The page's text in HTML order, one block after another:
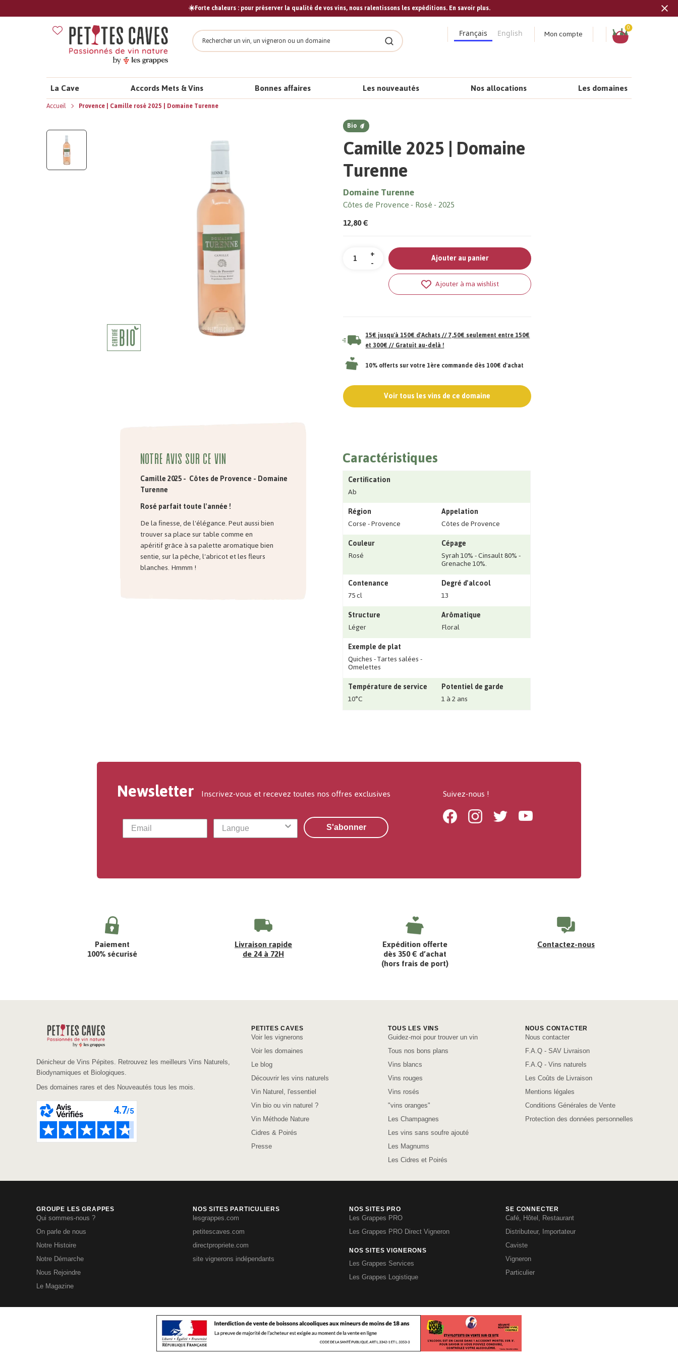
☀️Forte chaleurs : pour préserver la qualité de vos vins, nous ralentissons les expéditions. En savoir plus.
Rechercher
Rechercher
Français English Mon compte
Panier
0
La Cave Accords Mets & Vins Bonnes affaires Les nouveautés Nos allocations Les domaines
Accueil
Provence | Camille rosé 2025 | Domaine Turenne
Bio
Camille 2025 | Domaine
Turenne
Domaine Turenne
Côtes de Provence Rosé 2025
12,80 €
Quantité +
-
Ajouter au panier
Ajouter à ma wishlist
15€ jusqu'à 150€ d'Achats // 7,50€ seulement entre 150€
et 300€ // Gratuit au-delà !
10% offerts sur votre 1ère commande dès 100€ d'achat
Voir tous les vins de ce domaine
Notre avis sur ce vin
Camille 2025 - Côtes de Provence -Domaine
Turenne
Rosé parfait toute l'année !
De la finesse, de l'élégance. Peut aussi bien
trouver sa place sur table comme en
apéritif grâce à sa palette aromatique bien
sentie, sur la pêche, l'abricot et les fleurs
blanches. Hmmm !
Caractéristiques
Certification
Ab
Région
Corse - Provence
Appelation
Côtes de Provence
Couleur
Rosé
Cépage
Syrah 10% - Cinsault 80% -
Grenache 10%.
Contenance
75 cl
Degré d'alcool
13
Structure
Léger
Arômatique
Floral
Exemple de plat
Quiches - Tartes salées -
Omelettes
Température de service
10°C
Potentiel de garde
1 à 2 ans
Newsletter Inscrivez-vous et recevez toutes nos offres exclusives
S'abonner
Suivez-nous !
FacebookInstagramTwitter Youtube
Paiement
100% sécurisé
Livraison rapide
de 24 à 72H
Expédition offerte
dès 350 € d’achat
(hors frais de port)
Contactez-nous
Dénicheur de Vins Pépites. Retrouvez les meilleurs Vins Naturels,
Biodynamiques et Biologiques.
Des domaines rares et des Nouveautés tous les mois.
PETITES CAVES
Voir les vignerons
Voir les domaines
Le blog
Découvrir les vins naturels
Vin Naturel, l'essentiel
Vin bio ou vin naturel ?
Vin Méthode Nature
Cidres & Poirés
Presse
TOUS LES VINS
Guidez-moi pour trouver un vin
Tous nos bons plans
Vins blancs
Vins rouges
Vins rosés
"vins oranges"
Les Champagnes
Les vins sans soufre ajouté
Les Magnums
Les Cidres et Poirés
NOUS CONTACTER
Nous contacter
F.A.Q - SAV Livraison
F.A.Q - Vins naturels
Les Coûts de Livraison
Mentions légales
Conditions Générales de Vente
Protection des données personnelles
GROUPE LES GRAPPES
Qui sommes-nous ?
On parle de nous
Notre Histoire
Notre Démarche
Nous Rejoindre
Le Magazine
NOS SITES PARTICULIERS
lesgrappes.com
petitescaves.com
directpropriete.com
site vignerons indépendants
NOS SITES PRO
Les Grappes PRO
Les Grappes PRO Direct Vigneron
NOS SITES VIGNERONS
Les Grappes Services
Les Grappes Logistique
SE CONNECTER
Café, Hôtel, Restaurant
Distributeur, Importateur
Caviste
Vigneron
Particulier